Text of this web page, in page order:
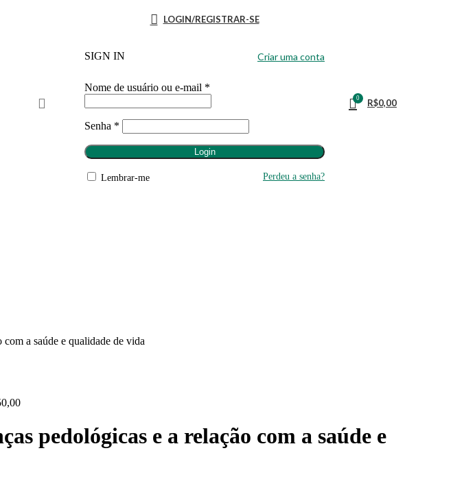
LOGIN/REGISTRAR-SE
SIGN IN Criar uma conta
Nome de usuário ou e-mail *
Senha *
Login
Perdeu a senha?
Lembrar-me
0 R$0,00
a saúde e qualidade de vida
pedológicas e a relação com a saúde e